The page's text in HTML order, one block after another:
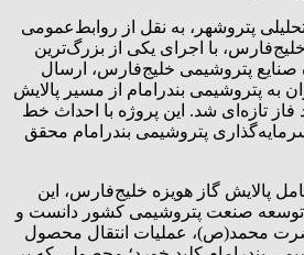
پتروشهر، به نقل از روابط‌عمومی
با اجرای یکی از بزرگ‌ترین
پتروشیمی خلیج‌فارس، ارسال
به پتروشیمی بندرامام از مسیر پالایش
فاز تازه‌ای شد. این پروژه با احداث خط
و سرمایه‌گذاری پتروشیمی بندرامام محقق
پالایش گاز هویزه خلیج‌فارس، این
توسعه صنعت پتروشیمی کشور دانست و
محمد(ص)، عملیات انتقال محصول